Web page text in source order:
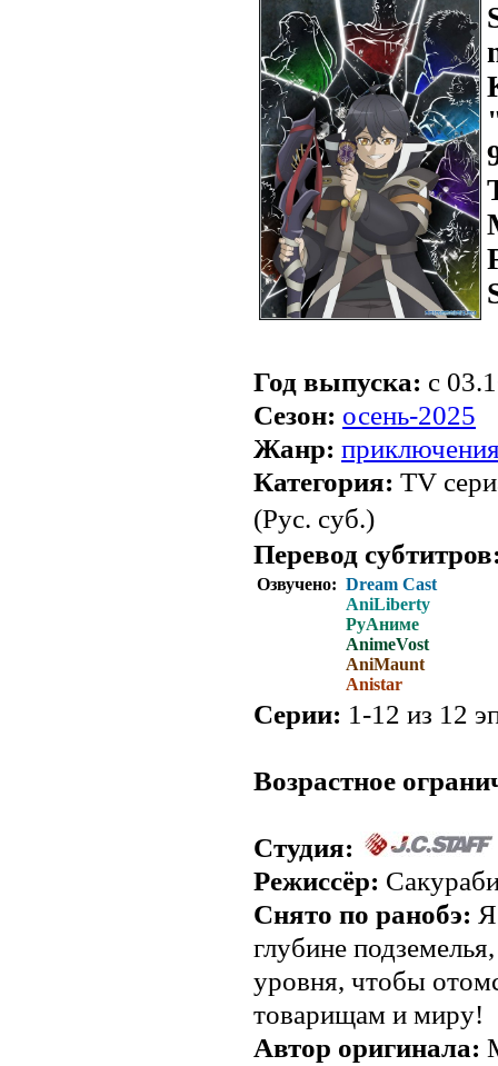
Год выпуска: c
Сезон: осень-2025
Жанр:
Категория: TV
(Рус. суб.)
Перевод
Озвучено: Dream Cast
AniLiberty
РуАниме
AnimeVost
AniMaunt
Anistar
Серии: 1-12 из 12
Возрастное
Студия:
Режиссёр:
Снято по ранобэ:
глубине
уровня, чтобы
товарищам и миру!
Автор оригинала: